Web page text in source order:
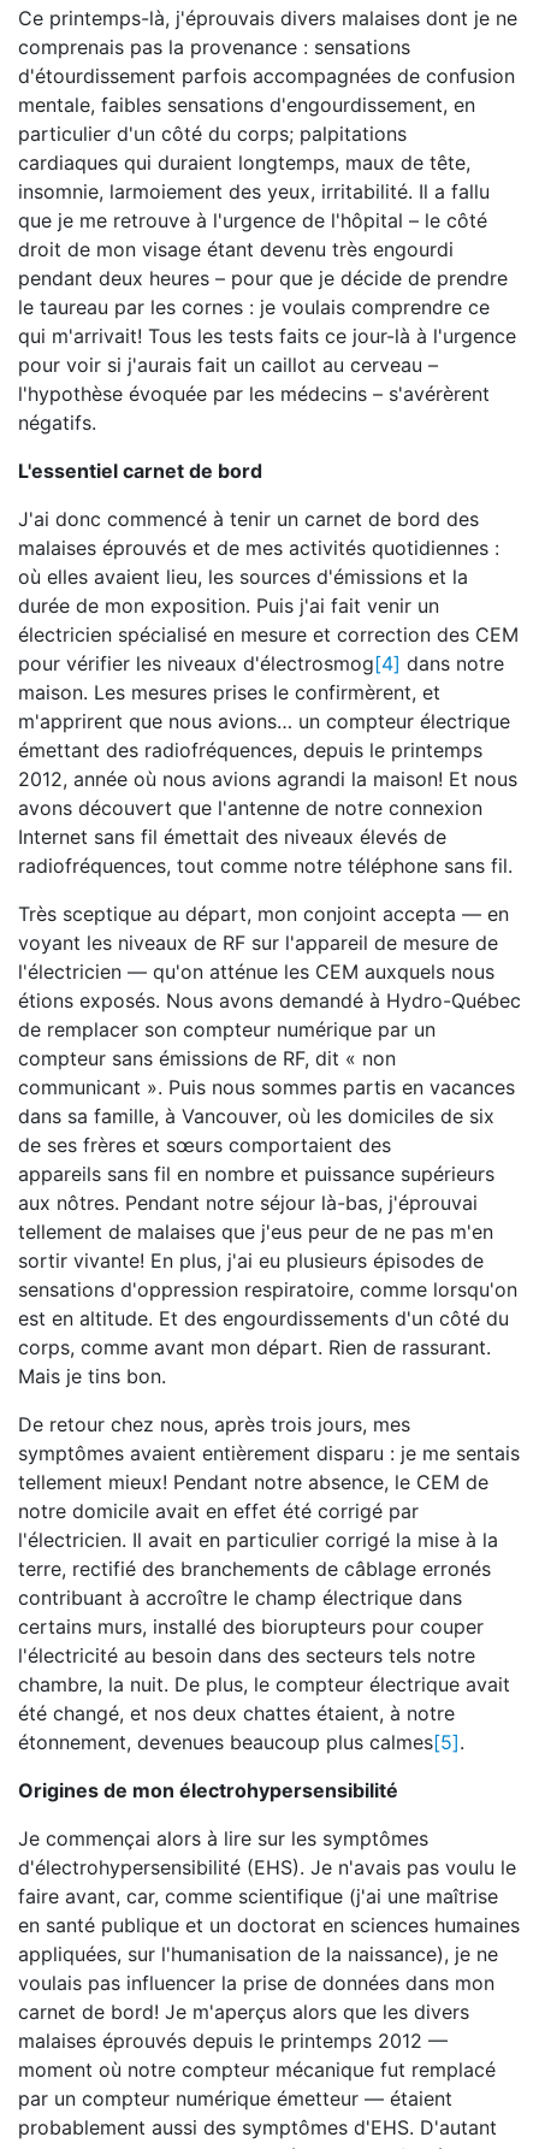
Ce printemps-là, j'éprouvais divers malaises dont je ne
comprenais pas la provenance : sensations
d'étourdissement parfois accompagnées de confusion
mentale, faibles sensations d'engourdissement, en
particulier d'un côté du corps; palpitations
cardiaques qui duraient longtemps, maux de tête,
insomnie, larmoiement des yeux, irritabilité. Il a fallu
que je me retrouve à l'urgence de l'hôpital – le côté
droit de mon visage étant devenu très engourdi
pendant deux heures – pour que je décide de prendre
le taureau par les cornes : je voulais comprendre ce
qui m'arrivait! Tous les tests faits ce jour-là à l'urgence
pour voir si j'aurais fait un caillot au cerveau –
l'hypothèse évoquée par les médecins – s'avérèrent
négatifs.
L'essentiel carnet de bord
J'ai donc commencé à tenir un carnet de bord des
malaises éprouvés et de mes activités quotidiennes :
où elles avaient lieu, les sources d'émissions et la
durée de mon exposition. Puis j'ai fait venir un
électricien spécialisé en mesure et correction des CEM
pour vérifier les niveaux d'électrosmog[4] dans notre
maison. Les mesures prises le confirmèrent, et
m'apprirent que nous avions… un compteur électrique
émettant des radiofréquences, depuis le printemps
2012, année où nous avions agrandi la maison! Et nous
avons découvert que l'antenne de notre connexion
Internet sans fil émettait des niveaux élevés de
radiofréquences, tout comme notre téléphone sans fil.
Très sceptique au départ, mon conjoint accepta — en
voyant les niveaux de RF sur l'appareil de mesure de
l'électricien — qu'on atténue les CEM auxquels nous
étions exposés. Nous avons demandé à Hydro-Québec
de remplacer son compteur numérique par un
compteur sans émissions de RF, dit « non
communicant ». Puis nous sommes partis en vacances
dans sa famille, à Vancouver, où les domiciles de six
de ses frères et sœurs comportaient des
appareils sans fil en nombre et puissance supérieurs
aux nôtres. Pendant notre séjour là-bas, j'éprouvai
tellement de malaises que j'eus peur de ne pas m'en
sortir vivante! En plus, j'ai eu plusieurs épisodes de
sensations d'oppression respiratoire, comme lorsqu'on
est en altitude. Et des engourdissements d'un côté du
corps, comme avant mon départ. Rien de rassurant.
Mais je tins bon.
De retour chez nous, après trois jours, mes
symptômes avaient entièrement disparu : je me sentais
tellement mieux! Pendant notre absence, le CEM de
notre domicile avait en effet été corrigé par
l'électricien. Il avait en particulier corrigé la mise à la
terre, rectifié des branchements de câblage erronés
contribuant à accroître le champ électrique dans
certains murs, installé des biorupteurs pour couper
l'électricité au besoin dans des secteurs tels notre
chambre, la nuit. De plus, le compteur électrique avait
été changé, et nos deux chattes étaient, à notre
étonnement, devenues beaucoup plus calmes[5].
Origines de mon électrohypersensibilité
Je commençai alors à lire sur les symptômes
d'électrohypersensibilité (EHS). Je n'avais pas voulu le
faire avant, car, comme scientifique (j'ai une maîtrise
en santé publique et un doctorat en sciences humaines
appliquées, sur l'humanisation de la naissance), je ne
voulais pas influencer la prise de données dans mon
carnet de bord! Je m'aperçus alors que les divers
malaises éprouvés depuis le printemps 2012 —
moment où notre compteur mécanique fut remplacé
par un compteur numérique émetteur — étaient
probablement aussi des symptômes d'EHS. D'autant